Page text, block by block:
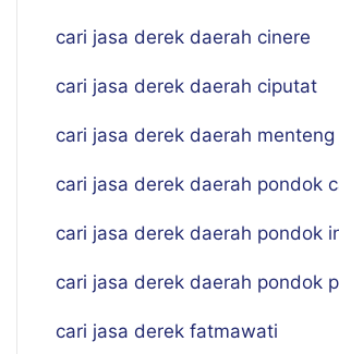
cari jasa derek daerah cinere
cari jasa derek daerah ciputat
cari jasa derek daerah
cari jasa derek daerah pondok
cari jasa derek daerah pondok
cari jasa derek daerah pondok
cari jasa derek fatmawati